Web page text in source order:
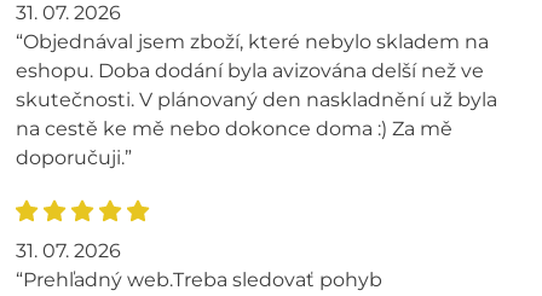
31. 07. 2026
“Objednával jsem zboží, které nebylo skladem na
eshopu. Doba dodání byla avizována delší než ve
skutečnosti. V plánovaný den naskladnění už byla
na cestě ke mě nebo dokonce doma :) Za mě
doporučuji.”
31. 07. 2026
“Prehľadný web.Treba sledovať pohyb